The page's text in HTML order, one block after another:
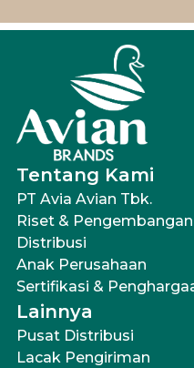
Tentang Kami
PT Avia Avian Tbk.
Riset & Pengembangan
Distribusi
Anak Perusahaan
Sertifikasi &
Lainnya
Pusat Distribusi
Lacak Pengiriman